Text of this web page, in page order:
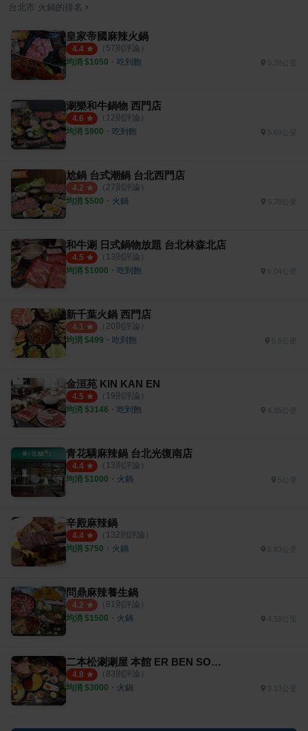
台北市 火鍋 的排名 ›
皇家帝國麻辣火鍋
4.4 （ 57則評論）
均消 $1050 ・ 吃到飽 5.28公里
涮樂和牛鍋物 西門店
4.6 （ 12則評論）
均消 $900 ・ 吃到飽 5.69公里
尬鍋 台式潮鍋 台北西門店
4.2 （ 27則評論）
均消 $500 ・ 火鍋 5.78公里
和牛涮 日式鍋物放題 台北林森北店
4.5 （ 13則評論）
均消 $1000 ・ 吃到飽 6.04公里
新千葉火鍋 西門店
4.1 （ 20則評論）
均消 $499 ・ 吃到飽 5.8公里
金洹苑 KIN KAN EN
4.5 （ 19則評論）
均消 $3146 ・ 吃到飽 4.85公里
青花驕麻辣鍋 台北光復南店
4.4 （ 13則評論）
均消 $1000 ・ 火鍋 5公里
辛殿麻辣鍋
4.4 （ 132則評論）
均消 $750 ・ 火鍋 5.83公里
問鼎麻辣養生鍋
4.2 （ 81則評論）
均消 $1500 ・ 火鍋 4.59公里
二本松涮涮屋 本館 ER BEN SONG SHABU
4.8 （ 83則評論）
均消 $3000 ・ 火鍋